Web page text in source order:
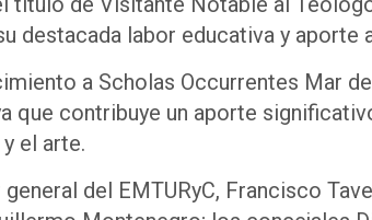
destacada labor educativa y aporte
a Scholas Occurrentes Mar
que contribuye un aporte
el arte.
del EMTURyC, Francisco